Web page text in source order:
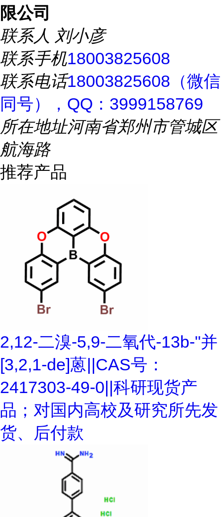
限公司
联系人 刘小彦
联系手机18003825608
联系电话18003825608（微信
同号），QQ：3999158769
所在地址河南省郑州市管城区
航海路
推荐产品
2,12-二溴-5,9-二氧代-13b-"并
[3,2,1-de]蒽||CAS号：
2417303-49-0||科研现货产
品；对国内高校及研究所先发
货、后付款